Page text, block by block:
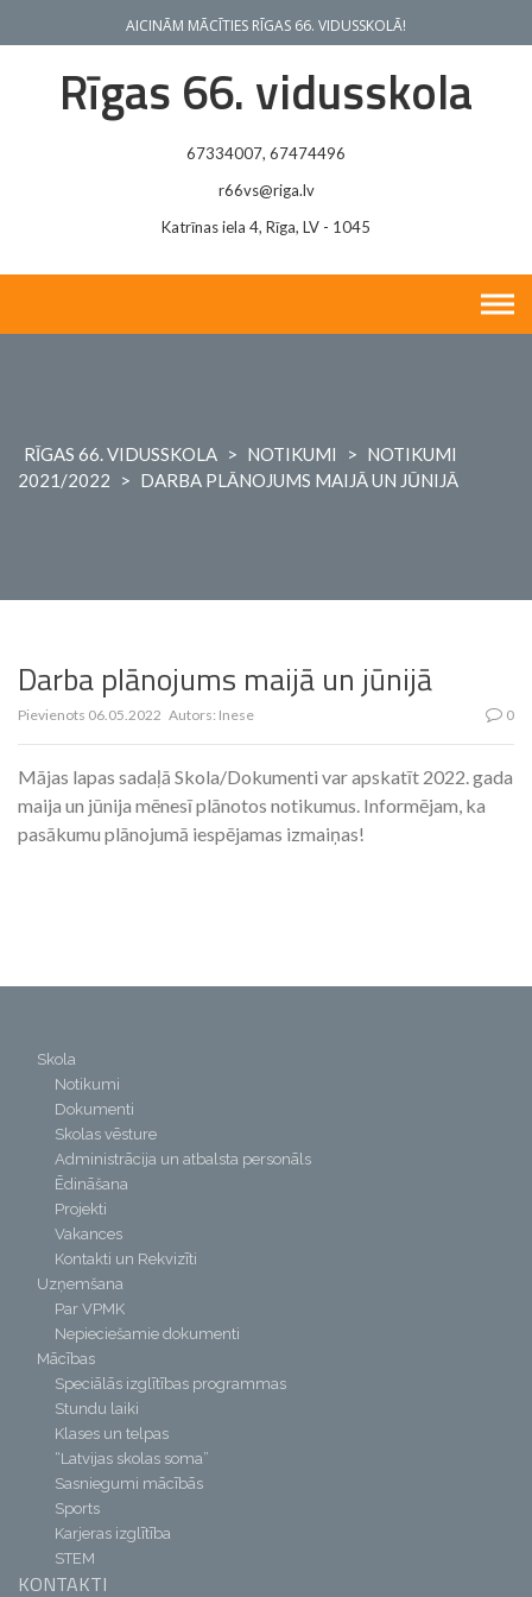
AICINĀM MĀCĪTIES RĪGAS 66. VIDUSSKOLĀ!
Rīgas 66. vidusskola
67334007, 67474496
r66vs@riga.lv
Katrīnas iela 4, Rīga, LV - 1045
RĪGAS 66. VIDUSSKOLA > NOTIKUMI > NOTIKUMI
2021/2022
> DARBA PLĀNOJUMS MAIJĀ UN JŪNIJĀ
Darba plānojums maijā un jūnijā
Pievienots 06.05.2022 Autors: Inese 0
Mājas lapas sadaļā Skola/Dokumenti var apskatīt 2022. gada
maija un jūnija mēnesī plānotos notikumus. Informējam, ka
pasākumu plānojumā iespējamas izmaiņas!
Skola
Notikumi
Dokumenti
Skolas vēsture
Administrācija un atbalsta personāls
Ēdināšana
Projekti
Vakances
Kontakti un Rekvizīti
Uzņemšana
Par VPMK
Nepieciešamie dokumenti
Mācības
Speciālās izglītības programmas
Stundu laiki
Klases un telpas
“Latvijas skolas soma”
Sasniegumi mācībās
Sports
Karjeras izglītība
STEM
KONTAKTI